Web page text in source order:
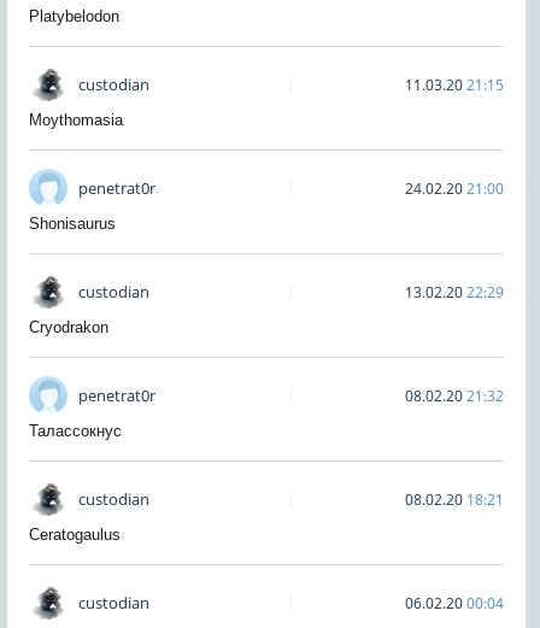
Platybelodon
custodian 11.03.2021:15
Moythomasia
penetrat0r 24.02.2021:00
Shonisaurus
custodian 13.02.2022:29
Cryodrakon
penetrat0r 08.02.2021:32
Талассокнус
custodian 08.02.20 18:21
Ceratogaulus
custodian 06.02.2000:04